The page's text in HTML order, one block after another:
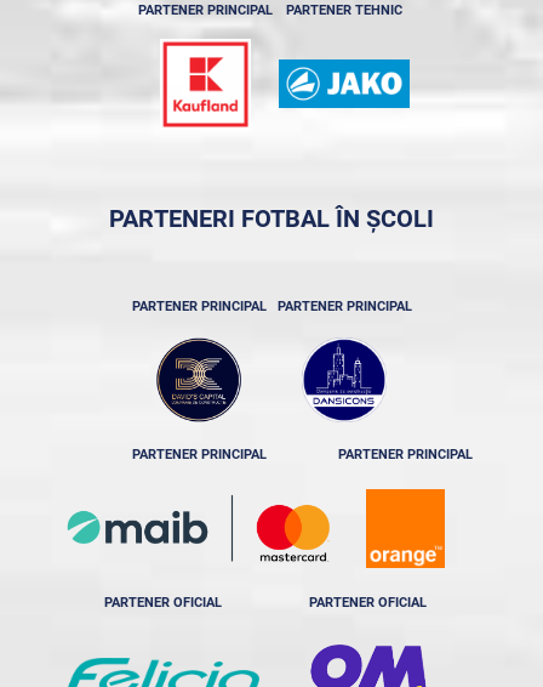
PARTENER PRINCIPAL PARTENER TEHNIC
PARTENERI FOTBAL ÎN ȘCOLI
PARTENER PRINCIPAL PARTENER PRINCIPAL
PARTENER PRINCIPAL PARTENER PRINCIPAL
PARTENER OFICIAL PARTENER OFICIAL